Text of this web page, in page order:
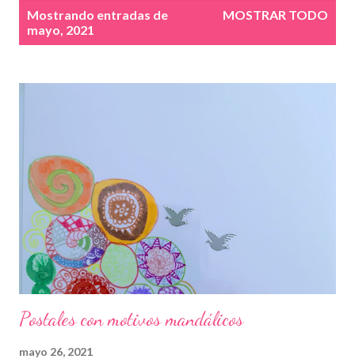
Mostrando entradas de
mayo, 2021
MOSTRAR TODO
Postales con motivos mandálicos
mayo 26, 2021